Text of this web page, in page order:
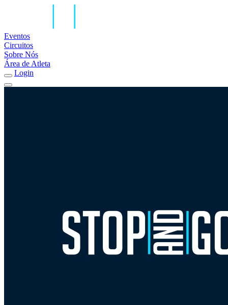
Eventos
Circuitos
Sobre Nós
Área de Atleta
Login